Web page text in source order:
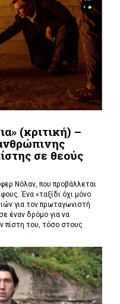
(κριτική) –
σε θεούς
Νόλαν,που προβάλλεται
Ένα «ταξίδι όχι μόνο
για τον πρωταγωνιστή
έναν δρόμο για να
πίστη του, τόσο στους